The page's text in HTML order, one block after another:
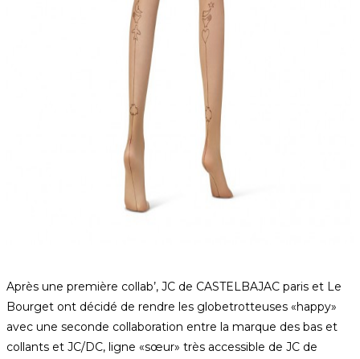
Après une première collab’, JC de CASTELBAJAC paris et Le
Bourget ont décidé de rendre les globetrotteuses «happy»
avec une seconde collaboration entre la marque des bas et
collants et JC/DC, ligne «sœur» très accessible de JC de